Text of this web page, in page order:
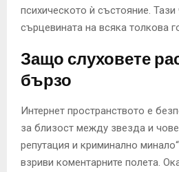
психическото ѝ състояние.
сърцевината на всяка толкова
Защо слуховете
бързо
Интернет пространството е
за близост между звезда и
репутация и криминално
взриви коментарните полета.